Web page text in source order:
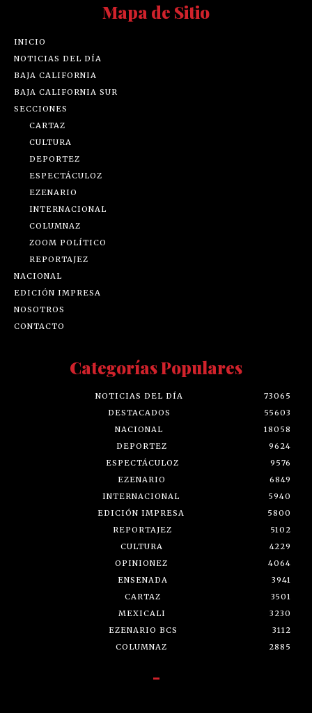
Mapa de Sitio
INICIO
NOTICIAS DEL DÍA
BAJA CALIFORNIA
BAJA CALIFORNIA SUR
SECCIONES
CARTAZ
CULTURA
DEPORTEZ
ESPECTÁCULOZ
EZENARIO
INTERNACIONAL
COLUMNAZ
ZOOM POLÍTICO
REPORTAJEZ
NACIONAL
EDICIÓN IMPRESA
NOSOTROS
CONTACTO
Categorías Populares
NOTICIAS DEL DÍA
73065
DESTACADOS
55603
NACIONAL
18058
DEPORTEZ
9624
ESPECTÁCULOZ
9576
EZENARIO
6849
INTERNACIONAL
5940
EDICIÓN IMPRESA
5800
REPORTAJEZ
5102
CULTURA
4229
OPINIONEZ
4064
ENSENADA
3941
CARTAZ
3501
MEXICALI
3230
EZENARIO BCS
3112
COLUMNAZ
2885
-